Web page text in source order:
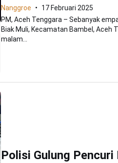
Nanggroe
17 Februari 2025
PM, Aceh Tenggara – Sebanyak
Biak Muli, Kecamatan Bambel, Aceh
malam...
Polisi Gulung Pencuri